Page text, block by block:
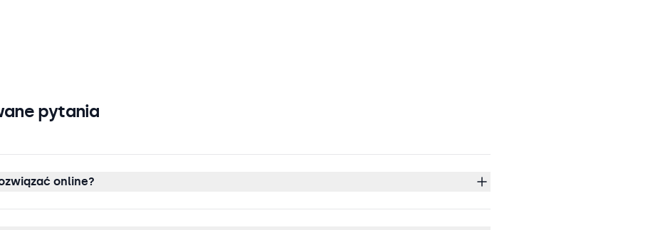
pytania
online?